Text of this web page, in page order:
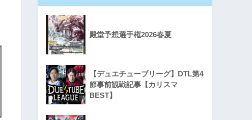
殿堂予想選手権2026春夏
【デュエチューブリーグ】DTL第4
節事前観戦記事【カリスマ
BEST】